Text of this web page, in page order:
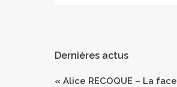
Dernières actus
« Alice RECOQUE – La